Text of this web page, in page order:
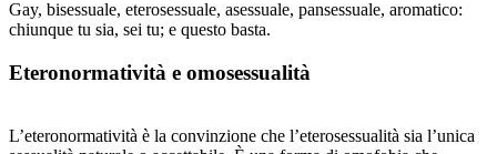
Gay, bisessuale, eterosessuale, asessuale, pansessuale, aromatico:
chiunque tu sia, sei tu; e questo basta.
Eteronormatività e omosessualità
L’eteronormatività è la convinzione che l’eterosessualità sia l’unica